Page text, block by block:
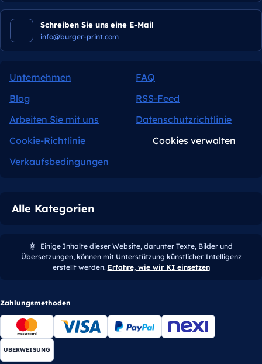
Schreiben Sie uns eine E-Mail
info@burger-print.com
Unternehmen
FAQ
Blog
RSS-Feed
Arbeiten Sie mit uns
Datenschutzrichtlinie
Cookie-Richtlinie
Cookies verwalten
Verkaufsbedingungen
Alle Kategorien
🤖
Einige Inhalte dieser Website, darunter Texte, Bilder und
Übersetzungen, können mit Unterstützung künstlicher Intelligenz
erstellt werden. Erfahre, wie wir KI einsetzen
Zahlungsmethoden
UBERWEISUNG